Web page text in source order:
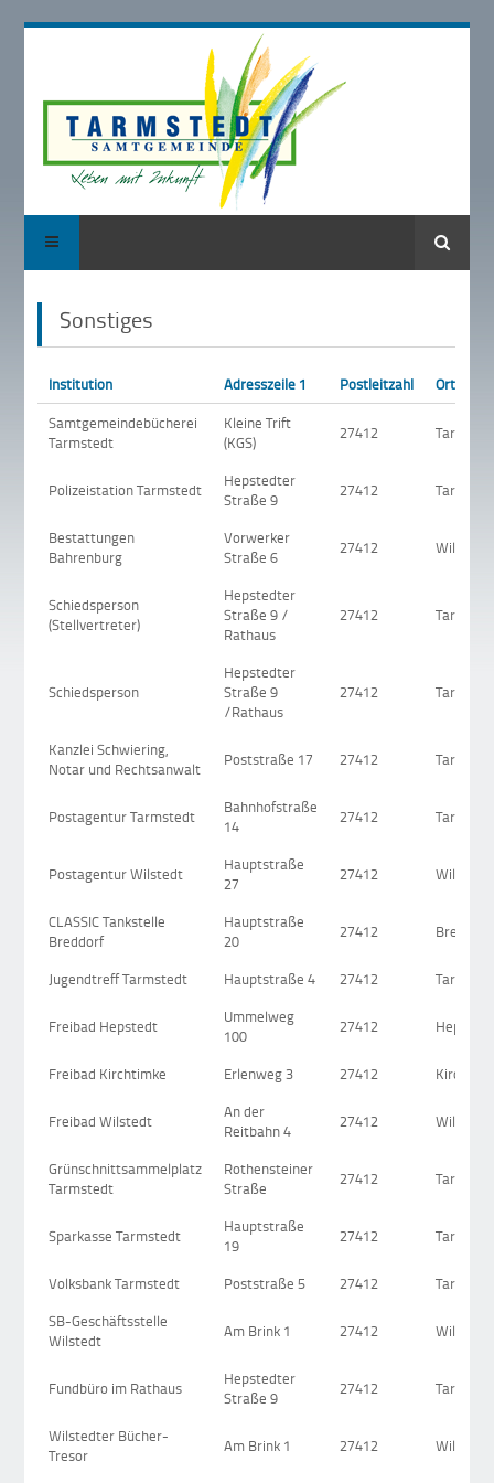
Suche
Sonstiges
Institution Adresszeile 1 Postleitzahl
Ort
Samtgemeindebücherei
Tarmstedt
Kleine Trift
(KGS)
27412
Polizeistation Tarmstedt
Hepstedter
Straße 9
27412
Bestattungen
Bahrenburg
Vorwerker
Straße 6
27412 Wilstedt
Schiedsperson
(Stellvertreter)
Hepstedter
Straße 9 /
Rathaus
27412
Schiedsperson
Hepstedter
Straße 9
/Rathaus
27412
Kanzlei Schwiering,
Notar und Rechtsanwalt
Poststraße 17 27412
Postagentur Tarmstedt
Bahnhofstraße
14
27412
Postagentur Wilstedt
Hauptstraße
27
27412 Wilstedt
CLASSIC Tankstelle
Breddorf
Hauptstraße
20
27412 Breddorf
Jugendtreff Tarmstedt Hauptstraße 4 27412
Freibad Hepstedt
Ummelweg
100
27412 Hepstedt
Freibad Kirchtimke Erlenweg 3 27412
Freibad Wilstedt
An der
Reitbahn 4
27412 Wilstedt
Grünschnittsammelplatz
Tarmstedt
Rothensteiner
Straße
27412
Sparkasse Tarmstedt
Hauptstraße
19
27412
Volksbank Tarmstedt Poststraße 5 27412
SB-Geschäftsstelle
Wilstedt
Am Brink 1 27412 Wilstedt
Fundbüro im Rathaus
Hepstedter
Straße 9
27412
Wilstedter Bücher-
Tresor
Am Brink 1 27412 Wilstedt